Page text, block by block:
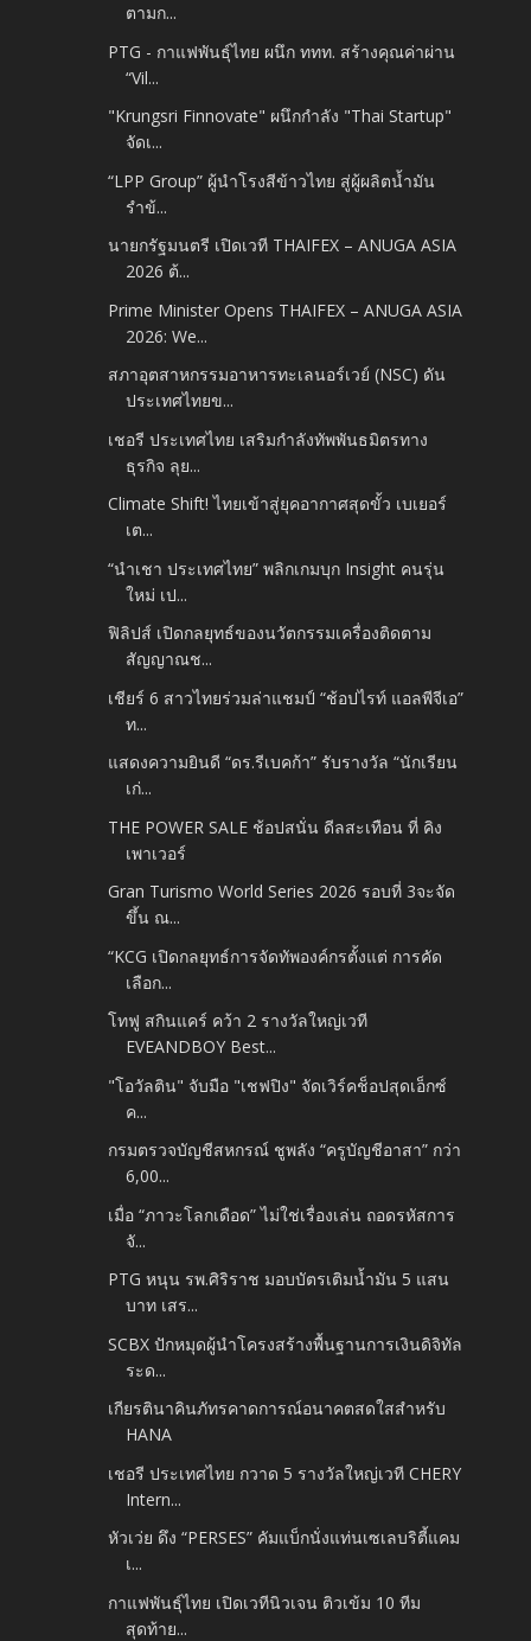
ตามก...
PTG - กาแฟพันธุ์ไทย ผนึก ททท. สร้างคุณค่าผ่าน
“Vil...
"Krungsri Finnovate" ผนึกกำลัง "Thai Startup"
จัดเ...
“LPP Group” ผู้นำโรงสีข้าวไทย สู่ผู้ผลิตน้ำมัน
รำข้...
นายกรัฐมนตรี เปิดเวที THAIFEX – ANUGA ASIA
2026 ต้...
Prime Minister Opens THAIFEX – ANUGA ASIA
2026: We...
สภาอุตสาหกรรมอาหารทะเลนอร์เวย์ (NSC) ดัน
ประเทศไทยข...
เชอรี ประเทศไทย เสริมกำลังทัพพันธมิตรทาง
ธุรกิจ ลุย...
Climate Shift! ไทยเข้าสู่ยุคอากาศสุดขั้ว เบเยอร์
เต...
“นำเชา ประเทศไทย” พลิกเกมบุก Insight คนรุ่น
ใหม่ เป...
ฟิลิปส์ เปิดกลยุทธ์ของนวัตกรรมเครื่องติดตาม
สัญญาณช...
เชียร์ 6 สาวไทยร่วมล่าแชมป์ “ช้อปไรท์ แอลพีจีเอ”
ท...
แสดงความยินดี “ดร.รีเบคก้า” รับรางวัล “นักเรียน
เก่...
THE POWER SALE ช้อปสนั่น ดีลสะเทือน ที่ คิง
เพาเวอร์
Gran Turismo World Series 2026 รอบที่ 3จะจัด
ขึ้น ณ...
“KCG เปิดกลยุทธ์การจัดทัพองค์กรตั้งแต่ การคัด
เลือก...
โทฟู สกินแคร์ คว้า 2 รางวัลใหญ่เวที
EVEANDBOY Best...
"โอวัลติน" จับมือ "เชฟปิง" จัดเวิร์คช็อปสุดเอ็กซ์
ค...
กรมตรวจบัญชีสหกรณ์ ชูพลัง “ครูบัญชีอาสา” กว่า
6,00...
เมื่อ “ภาวะโลกเดือด” ไม่ใช่เรื่องเล่น ถอดรหัสการ
จั...
PTG หนุน รพ.ศิริราช มอบบัตรเติมน้ำมัน 5 แสน
บาท เสร...
SCBX ปักหมุดผู้นำโครงสร้างพื้นฐานการเงินดิจิทัล
ระด...
เกียรตินาคินภัทรคาดการณ์อนาคตสดใสสำหรับ
HANA
เชอรี ประเทศไทย กวาด 5 รางวัลใหญ่เวที CHERY
Intern...
หัวเว่ย ดึง “PERSES” คัมแบ็กนั่งแท่นเซเลบริตี้แคม
เ...
กาแฟพันธุ์ไทย เปิดเวทีนิวเจน ติวเข้ม 10 ทีม
สุดท้าย...